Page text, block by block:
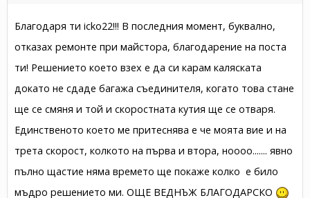
Благодаря ти icko22!!! В последния момент, буквално,
отказах ремонте при майстора, благодарение на поста
ти! Решението което взех е да си карам каляската
докато не сдаде багажа съединителя, когато това стане
ще се смяня и той и скоростната кутия ще се отваря.
Единственото което ме притеснява е че моята вие и на
трета скорост, колкото на първа и втора, ноооо....... явно
пълно щастие няма времето ще покаже колко е било
мъдро решението ми. ОЩЕ ВЕДНЪЖ БЛАГОДАРСКО